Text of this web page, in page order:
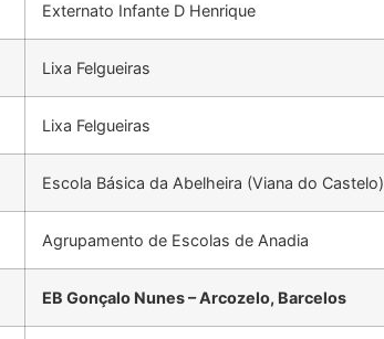
Externato Infante D Henrique
Lixa Felgueiras
Lixa Felgueiras
Escola Básica da Abelheira (Viana do Castelo)
Agrupamento de Escolas de Anadia
EB Gonçalo Nunes – Arcozelo, Barcelos